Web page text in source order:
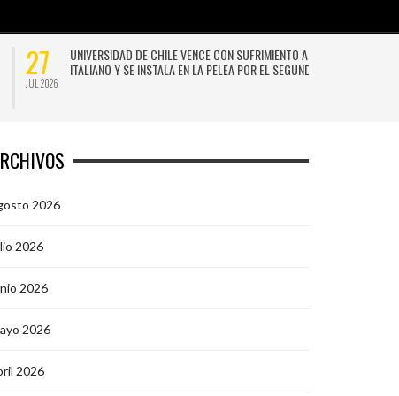
27
JUL 2026
UNIVERSIDAD DE CHILE VENCE CON SUFRIMIENTO A AUDAX
ITALIANO Y SE INSTALA EN LA PELEA POR EL SEGUNDO LUGAR
2026
2026
2026
2026
2026